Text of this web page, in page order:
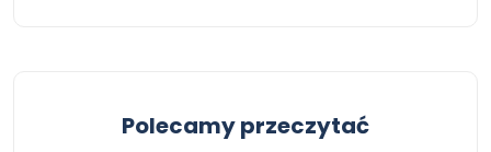
Polecamy przeczytać